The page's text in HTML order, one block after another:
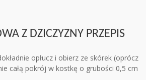
Z DZICZYZNY PRZEPIS
opłucz i obierz ze skórek (oprócz
całą pokrój w kostkę o grubości 0,5 cm